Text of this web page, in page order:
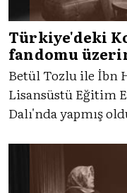
Türkiye'deki
fandomu
Betül Tozlu ile İbn
Lisansüstü Eğitim
Dalı'nda yapmış
Türkiye'deki Kore
Bir Analiz" adlı